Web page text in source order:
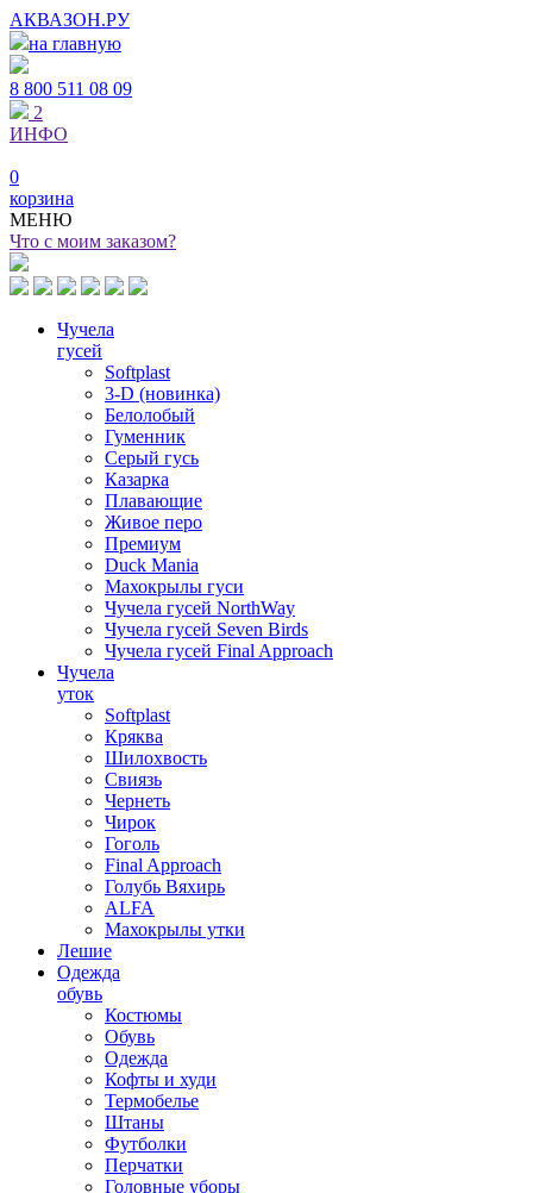
АКВАЗОН.РУ
на главную
8 800 511 08 09
2
ИНФО
0
корзина
МЕНЮ
Что с моим заказом?
Чучела
гусей
Softplast
3-D (новинка)
Белолобый
Гуменник
Серый гусь
Казарка
Плавающие
Живое перо
Премиум
Duck Mania
Махокрылы гуси
Чучела гусей NorthWay
Чучела гусей Seven Birds
Чучела гусей Final Approach
Чучела
уток
Softplast
Кряква
Шилохвость
Свиязь
Чернеть
Чирок
Гоголь
Final Approach
Голубь Вяхирь
ALFA
Махокрылы утки
Лешие
Одежда
обувь
Костюмы
Обувь
Одежда
Кофты и худи
Термобелье
Штаны
Футболки
Перчатки
Головные уборы